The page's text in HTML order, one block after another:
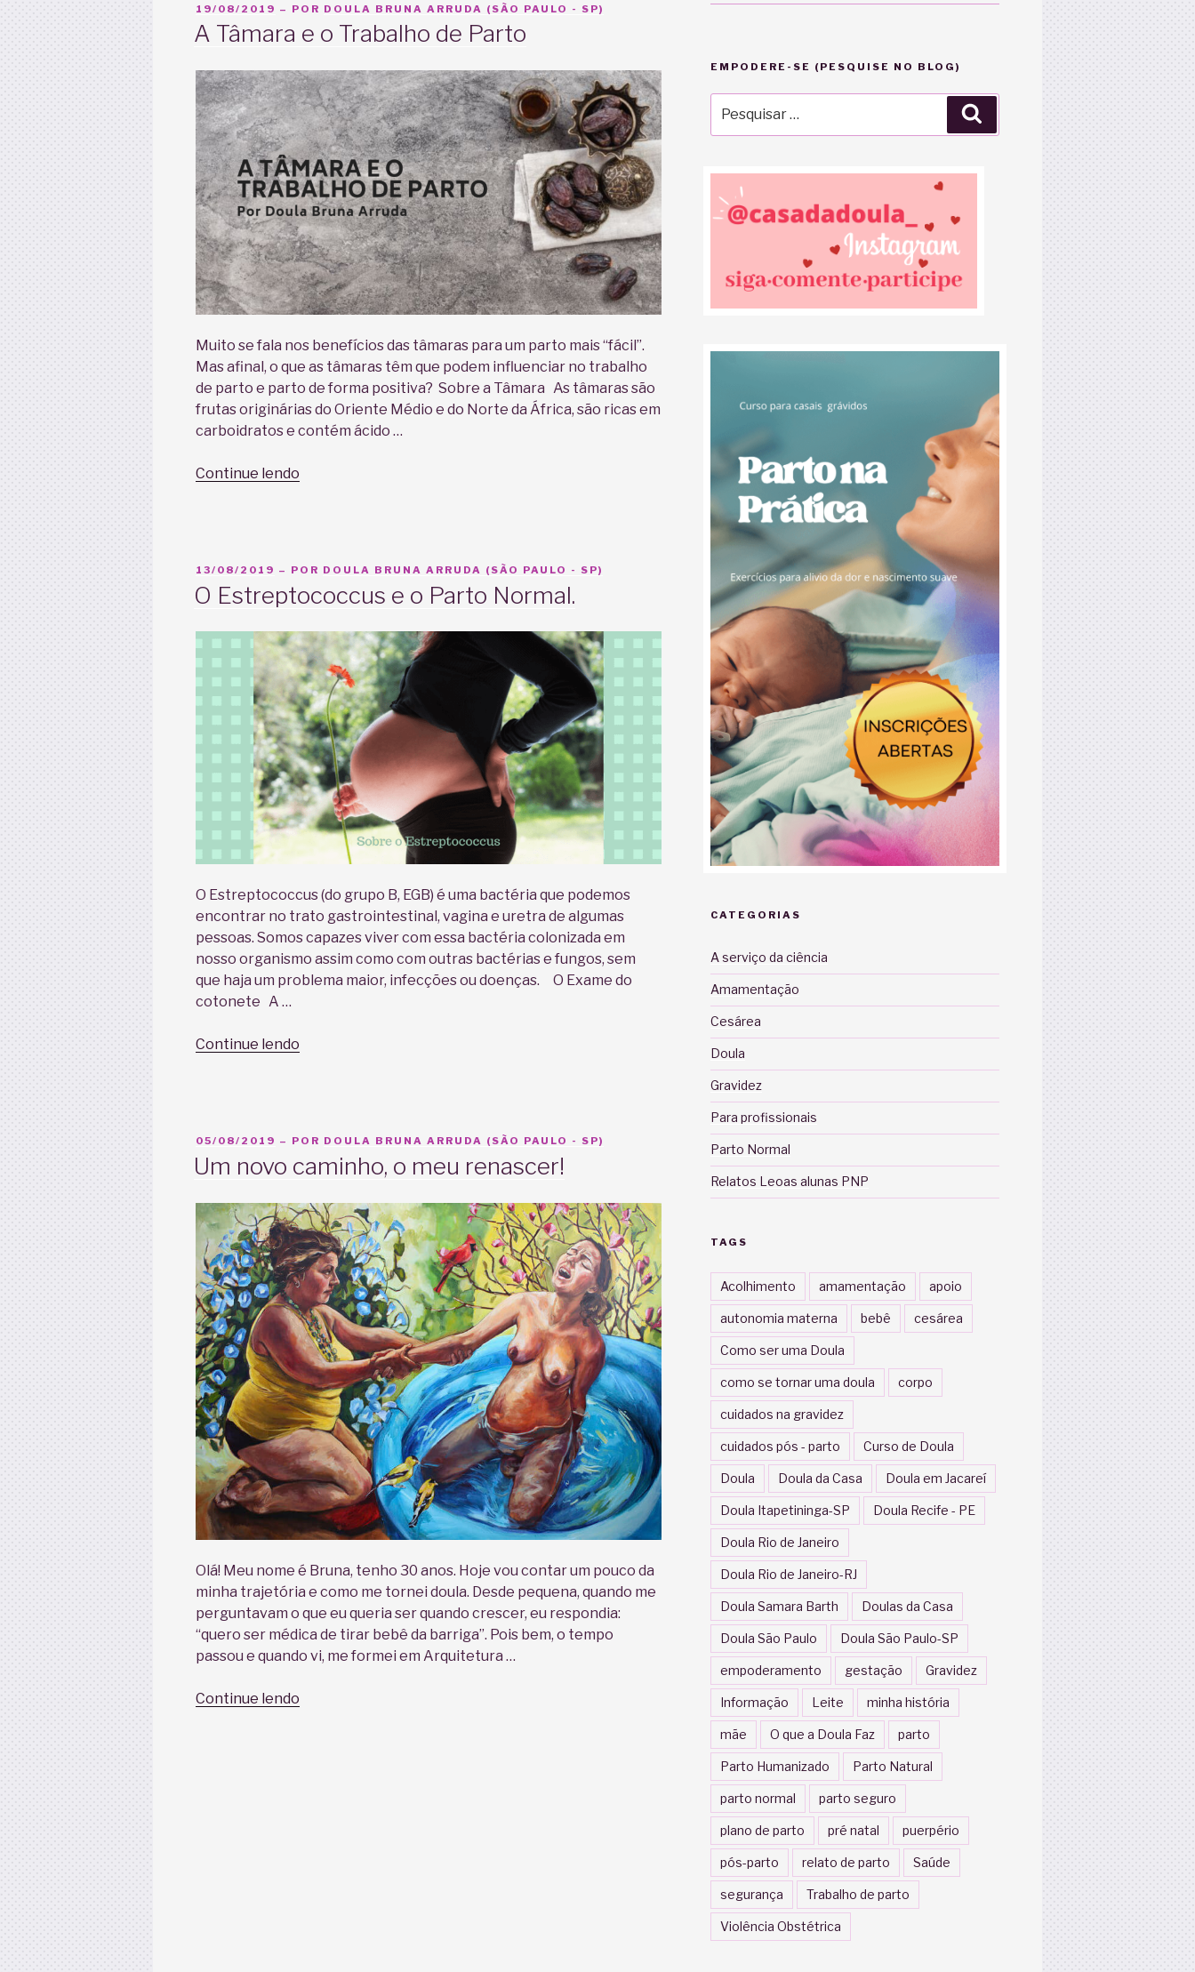
PUBLICADO
19/08/2019 – POR DOULA BRUNA ARRUDA (SÃO PAULO - SP)
A Tâmara e o Trabalho de Parto
Muito se fala nos benefícios das tâmaras para um parto mais “fácil”.
Mas afinal, o que as tâmaras têm que podem influenciar no trabalho
de parto e parto de forma positiva? Sobre a Tâmara As tâmaras são
frutas originárias do Oriente Médio e do Norte da África, são ricas em
carboidratos e contém ácido …
Continue lendo
de
Parto”
PUBLICADO
13/08/2019 – POR DOULA BRUNA ARRUDA (SÃO PAULO - SP)
O Estreptococcus e o Parto Normal.
O Estreptococcus (do grupo B, EGB) é uma bactéria que podemos
encontrar no trato gastrointestinal, vagina e uretra de algumas
pessoas. Somos capazes viver com essa bactéria colonizada em
nosso organismo assim como com outras bactérias e fungos, sem
que haja um problema maior, infecções ou doenças. O Exame do
cotonete A …
Continue lendo
PUBLICADO
05/08/2019 – POR DOULA BRUNA ARRUDA (SÃO PAULO - SP)
Um novo caminho, o meu renascer!
Olá! Meu nome é Bruna, tenho 30 anos. Hoje vou contar um pouco da
minha trajetória e como me tornei doula. Desde pequena, quando me
perguntavam o que eu queria ser quando crescer, eu respondia:
“quero ser médica de tirar bebê da barriga”. Pois bem, o tempo
passou e quando vi, me formei em Arquitetura …
Continue lendo
EMPODERE-SE (PESQUISE NO BLOG)
por:
CATEGORIAS
A serviço da ciência
Amamentação
Cesárea
Doula
Gravidez
Para profissionais
Parto Normal
Relatos Leoas alunas PNP
TAGS
Acolhimento amamentação apoio
autonomia materna bebê cesárea
Como ser uma Doula
como se tornar uma doula corpo
cuidados na gravidez
cuidados pós - parto Curso de Doula
Doula Doula da Casa Doula em Jacareí
Doula Itapetininga-SP Doula Recife - PE
Doula Rio de Janeiro
Doula Rio de Janeiro-RJ
Doula Samara Barth Doulas da Casa
Doula São Paulo Doula São Paulo-SP
empoderamento gestação Gravidez
Informação Leite minha história
mãe O que a Doula Faz parto
Parto Humanizado Parto Natural
parto normal parto seguro
plano de parto pré natal puerpério
pós-parto relato de parto Saúde
segurança Trabalho de parto
Violência Obstétrica